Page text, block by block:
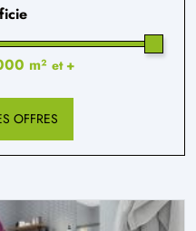
m² et +
OFFRES